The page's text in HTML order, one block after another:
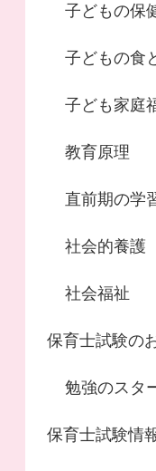
子どもの保
子どもの食
子ども家庭
教育原理
直前期の学
社会的養護
社会福祉
保育士試験の
勉強のスタ
保育士試験情